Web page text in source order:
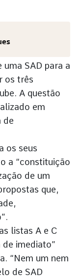
SAD para a
os três
A questão
em
de
os seus
a “constituição
de um
que,
listas A e C
de imediato”
“Nem um nem
de SAD